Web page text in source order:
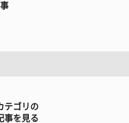
テゴリの
事を見る